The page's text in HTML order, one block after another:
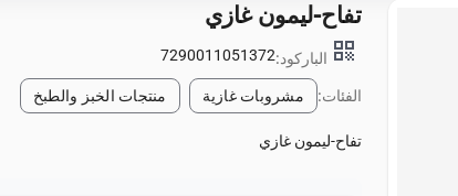
تفاح-ليمون غازي
qr_code الباركود:7290011051372
الفئات: مشروبات غازية منتجات الخبز والطبخ
تفاح-ليمون غازي